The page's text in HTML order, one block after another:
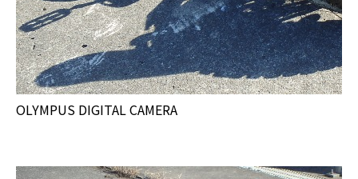
OLYMPUS DIGITAL CAMERA